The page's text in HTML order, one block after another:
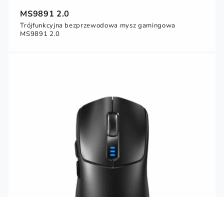
MS9891 2.0
Trójfunkcyjna bezprzewodowa mysz gamingowa
MS9891 2.0